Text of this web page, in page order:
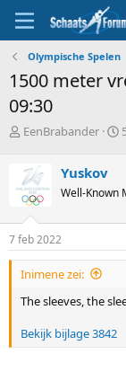
Olympische Spelen
1500 meter
09:30
T
i
c
s
t
a
r
t
r
EenBrabander
S
t
a
Yuskov
Well-Known
7 feb 2022
Inimene zei:
The sleeves, the
Bekijk bijlage 3842